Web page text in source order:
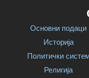
Основни подаци
Историја
Политички
Религија